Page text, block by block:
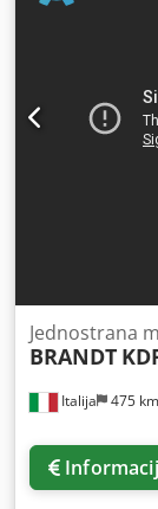
Italija 475 km
Jednostrana
BRANDT